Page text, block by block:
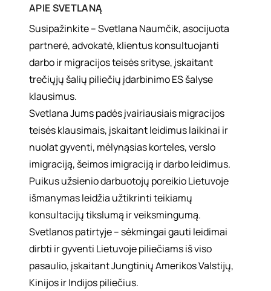
APIESVETLANĄ
Susipažinkite – Svetlana Naumčik, asocijuota
partnerė, advokatė, klientus konsultuojanti
darbo ir migracijos teisės srityse, įskaitant
trečiųjų šalių piliečių įdarbinimo ES šalyse
klausimus.
Svetlana Jums padės įvairiausiais migracijos
teisės klausimais, įskaitant leidimus laikinai ir
nuolat gyventi, mėlynąsias korteles, verslo
imigraciją, šeimos imigraciją ir darbo leidimus.
Puikus užsienio darbuotojų poreikio Lietuvoje
išmanymas leidžia užtikrinti teikiamų
konsultacijų tikslumą ir veiksmingumą.
Svetlanos patirtyje – sėkmingai gauti leidimai
dirbti ir gyventi Lietuvoje piliečiams iš viso
pasaulio, įskaitant Jungtinių Amerikos Valstijų,
Kinijos ir Indijos piliečius.